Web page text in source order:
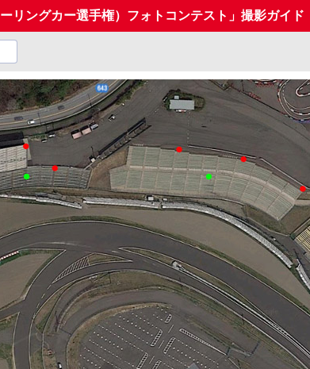
リングカー選手権）フォトコンテスト」撮影ガイ